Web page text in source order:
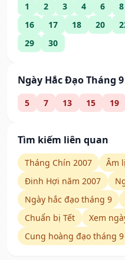
1 2 3 4 6 8
16
17 18 20
29
30
Ngày Hắc Đạo Tháng 9
5 7 13 15 19
Tìm kiếm liên quan
Tháng Chín 2007
Âm
Đinh Hợi năm 2007
Ngày hắc đạo tháng 9
Chuẩn bị Tết
Xem
Cung hoàng đạo tháng 9